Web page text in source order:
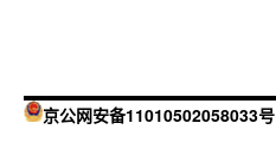
京公网安备11010502058033号